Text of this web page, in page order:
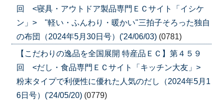
回 <寝具・アウトドア製品専門ＥＣサイト「イシケ
ン」> "軽い・ふんわり・暖かい"三拍子そろった独自
の布団（2024年5月30日号）('24/06/03) (0781)
【こだわりの逸品を全国展開 特産品ＥＣ】第４５９
回 <だし・食品専門ＥＣサイト「キッチン大友」>
粉末タイプで利便性に優れた人気のだし（2024年5月1
6日号）('24/05/20) (0779)